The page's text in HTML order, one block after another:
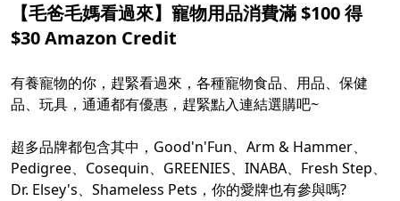
【毛爸毛媽看過來】寵物用品消費滿 $100 得
$30 Amazon Credit
有養寵物的你，趕緊看過來，各種寵物食品、用品、保健
品、玩具，通通都有優惠，趕緊點入連結選購吧~
超多品牌都包含其中，Good'n'Fun、Arm & Hammer、
Pedigree、Cosequin、GREENIES、INABA、Fresh Step、
Dr. Elsey's、Shameless Pets，你的愛牌也有參與嗎?